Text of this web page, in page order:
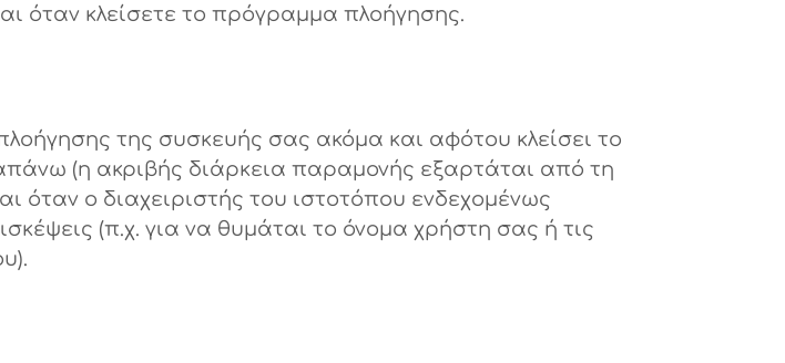
όταν κλείσετε το πρόγραμμα πλοήγησης.
της συσκευής σας ακόμα και αφότου κλείσει το
(η ακριβής διάρκεια παραμονής εξαρτάται από τη
όταν ο διαχειριστής του ιστοτόπου ενδεχομένως
(π.χ. για να θυμάται το όνομα χρήστη σας ή τις